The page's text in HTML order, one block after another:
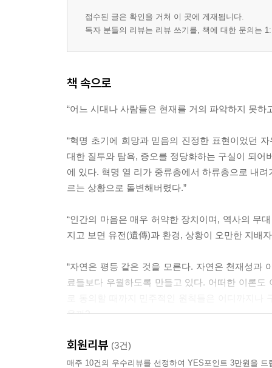
접수된 글은 확인을 거쳐 이 곳에 게재됩니다.
독자 분들의 리뷰는 리뷰 쓰기를, 책에 대한 문의는
책 속으로
“어느 시대나 사람들은 현재를 거의 파악하지 못
“혁명 초기에 희망과 믿음의 진정한 표현이었던
대한 질투와 탐욕, 증오를 정당화하는 구실이 되
에 있다. 혁명 열 리가 중류층에서 하류층으로 내
르는 상황으로 돌변해버렸다.”
“인간의 마음은 매우 허약한 장치이며, 역사의 무
지고 보면 유전(遺傳)과 환경, 상황이 오만한 지배
“자연은 평등 같은 것을 모른다. 자연은 천재성과
료들보다 우월하도록 만들고 있다. 어떠한 이론
을까?
어 있다. 사회의 탁월한 구성원들을 열등한 구성원
회원리뷰 (3건)
매주 10건의 우수리뷰를 선정하여 YES포인트 3만원을 드